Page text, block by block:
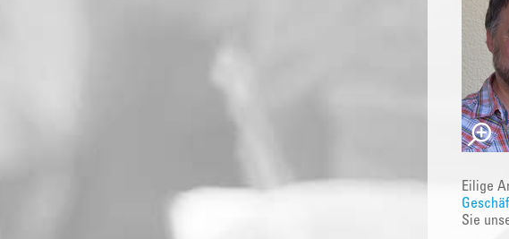
Eilige
Sie